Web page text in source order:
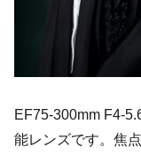
EF75-300mm F4-
能レンズです。焦